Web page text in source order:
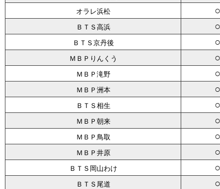
オラレ浜松 ○
ＢＴＳ高浜 ○
ＢＴＳ京丹後 ○
ＭＢＰりんくう ○
ＭＢＰ滝野 ○
ＭＢＰ洲本 ○
ＢＴＳ相生 ○
ＭＢＰ朝来 ○
ＭＢＰ鳥取 ○
ＭＢＰ井原 ○
ＢＴＳ岡山わけ ○
ＢＴＳ尾道 ○